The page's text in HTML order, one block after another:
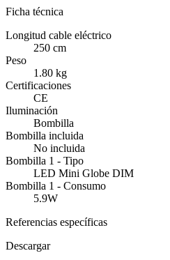
Ficha técnica
Longitud cable eléctrico
250 cm
Peso
1.80 kg
Certificaciones
CE
Iluminación
Bombilla
Bombilla incluida
No incluida
Bombilla 1 - Tipo
LED Mini Globe DIM
Bombilla 1 - Consumo
5.9W
Referencias específicas
Descargar